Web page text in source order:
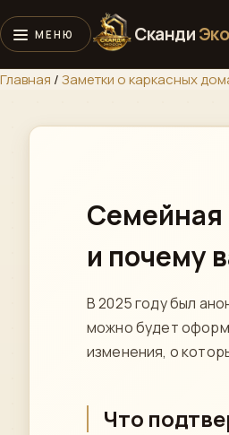
СкандиЭко
Главная /Заметки о каркасных
Семейная
и почему
В 2025 году был
можно будет
изменения, о
Что